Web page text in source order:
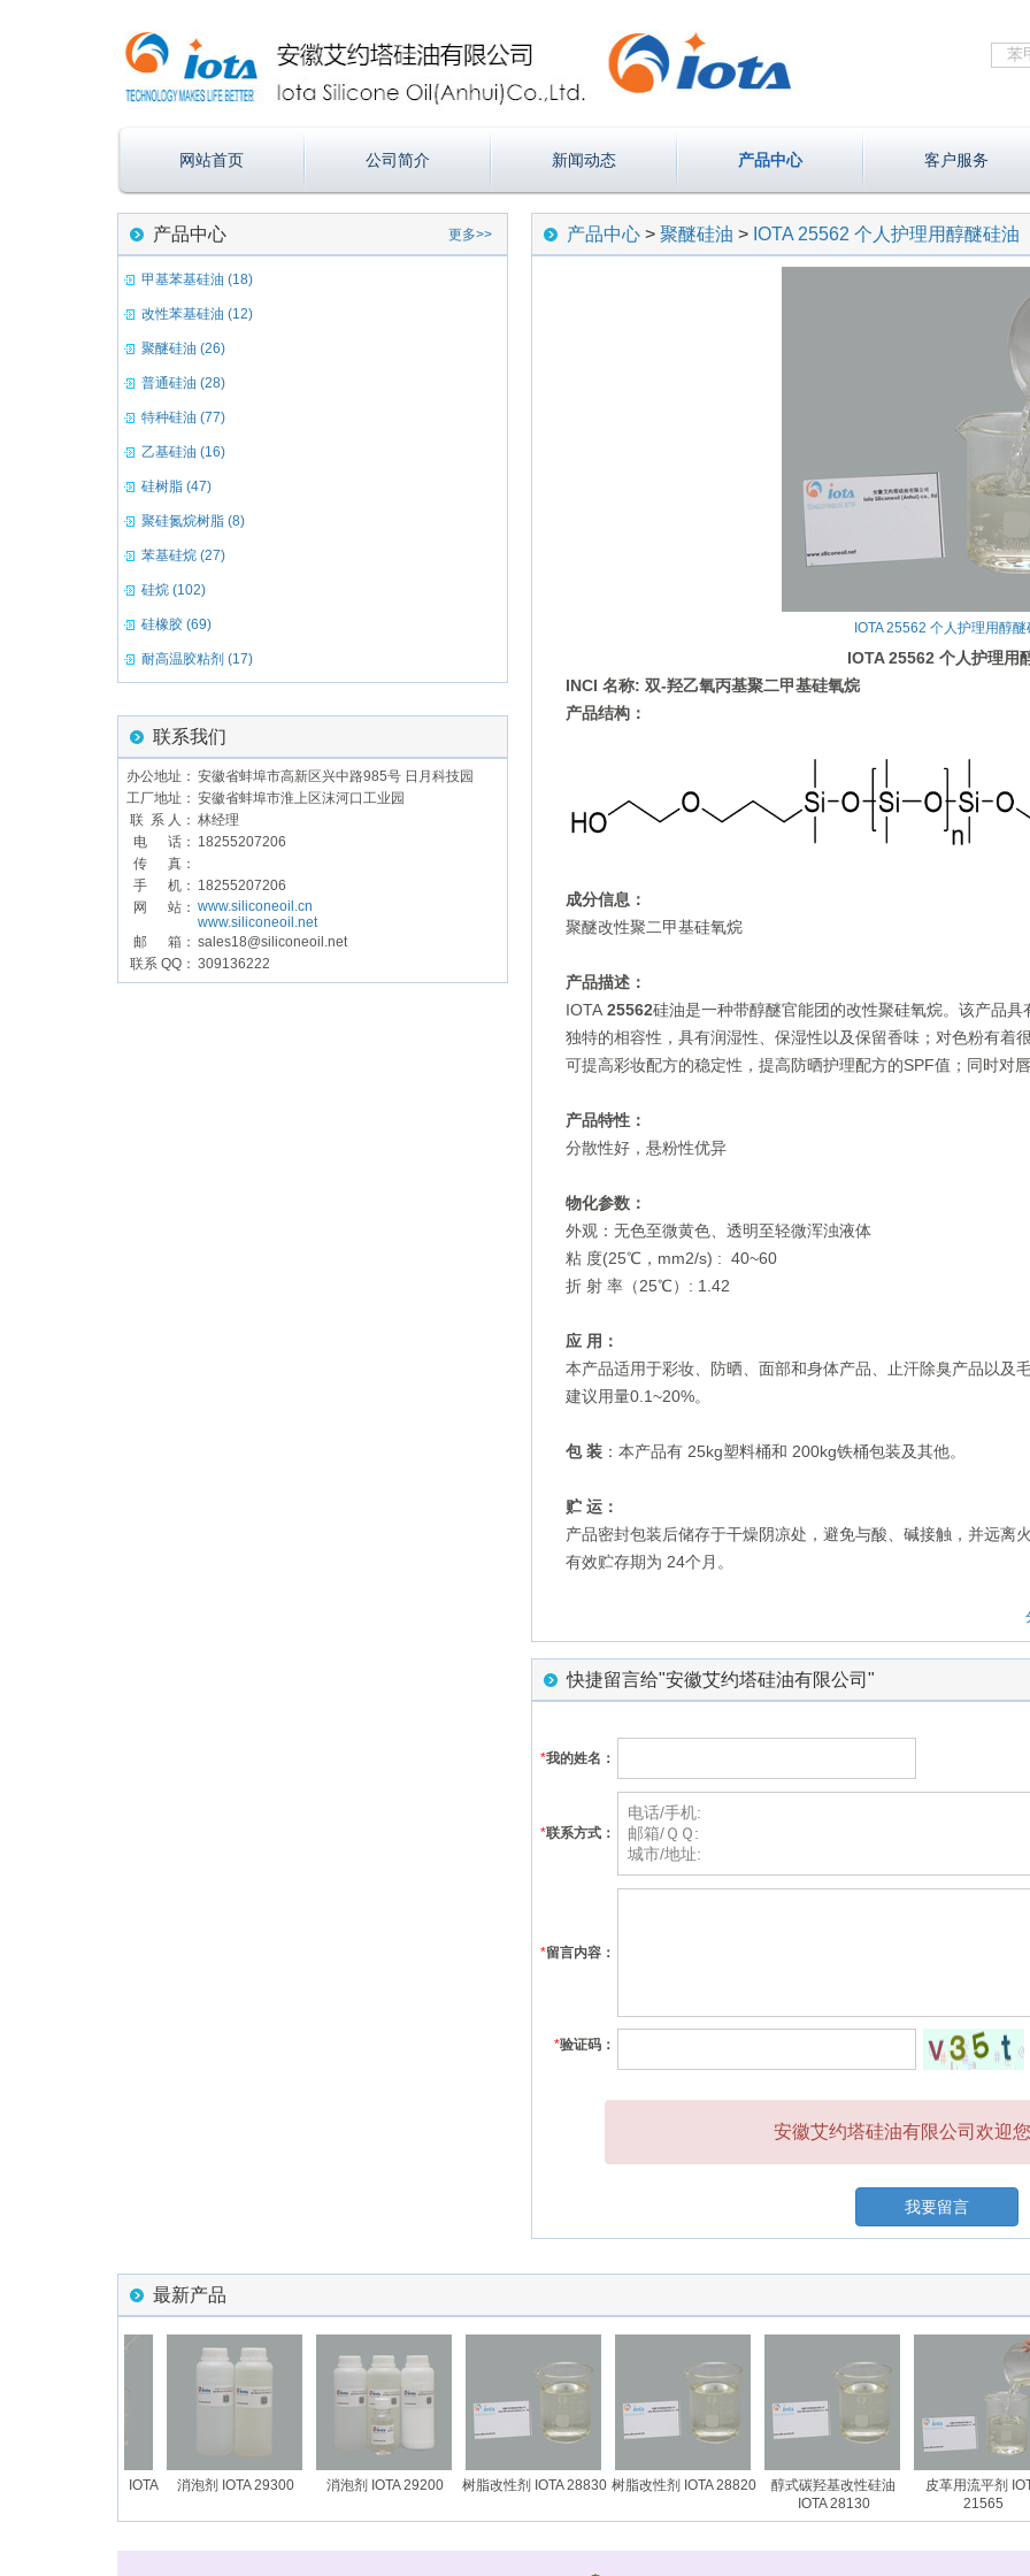
网站首页 公司简介 新闻动态 产品中心 客户服务
产品中心 更多>>
甲基苯基硅油 (18)
改性苯基硅油 (12)
聚醚硅油 (26)
普通硅油 (28)
特种硅油 (77)
乙基硅油 (16)
硅树脂 (47)
聚硅氮烷树脂 (8)
苯基硅烷 (27)
硅烷 (102)
硅橡胶 (69)
耐高温胶粘剂 (17)
联系我们
办公地址： 安徽省蚌埠市高新区兴中路985号 日月科技园
工厂地址： 安徽省蚌埠市淮上区沫河口工业园
联 系 人： 林经理
电 话： 18255207206
传 真：
手 机： 18255207206
网 站： www.siliconeoil.cn
www.siliconeoil.net
邮 箱： sales18@siliconeoil.net
联系 QQ： 309136222
产品中心 > 聚醚硅油 > IOTA 25562 个人护理用醇醚硅油
IOTA 25562 个人护理用醇醚
IOTA 25562 个人护理用
INCI 名称: 双-羟乙氧丙基聚二甲基硅氧烷
产品结构：
成分信息：
聚醚改性聚二甲基硅氧烷
产品描述：
IOTA 25562硅油是一种带醇醚官能团的改性聚硅氧烷。该产品具
独特的相容性，具有润湿性、保湿性以及保留香味；对色粉有着
可提高彩妆配方的稳定性，提高防晒护理配方的SPF值；同时对
产品特性：
分散性好，悬粉性优异
物化参数：
外观：无色至微黄色、透明至轻微浑浊液体
粘 度(25℃， mm2/s) : 40~60
折 射 率（25℃） : 1.42
应 用：
本产品适用于彩妆、防晒、面部和身体产品、止汗除臭产品以及
建议用量0.1~20%。
包 装 ：本产品有 25kg塑料桶和 200kg铁桶包装及其他。
贮 运：
产品密封包装后储存于干燥阴凉处，避免与酸、碱接触，并远离火
有效贮存期为 24个月。
快捷留言给"安徽艾约塔硅油有限公司"
*我的姓名：
*联系方式：
*留言内容：
*验证码：
安徽艾约塔硅油有限公司欢迎
我要留言
最新产品
长链烷基改性硅油 IOTA
消泡剂 IOTA 29300 消泡剂 IOTA 29200 树脂改性剂 IOTA 28830 树脂改性剂 IOTA 28820
醇式碳羟基改性硅油
IOTA 28130
皮革用流平剂 IOTA
21565